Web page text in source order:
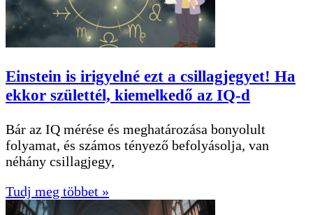
Einstein is irigyelné ezt a csillagjegyet! Ha
ekkor születtél, kiemelkedő az IQ-d
Bár az IQ mérése és meghatározása bonyolult
folyamat, és számos tényező befolyásolja, van
néhány csillagjegy,
Tudj meg többet »